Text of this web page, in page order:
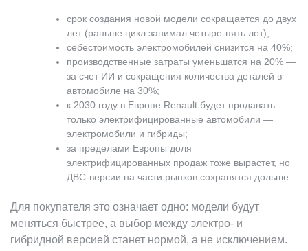
срок создания новой модели сокращается до двух
лет (раньше цикл занимал четыре-пять лет);
себестоимость электромобилей снизится на 40%;
производственные затраты уменьшатся на 20% —
за счет ИИ и сокращения количества деталей в
автомобиле на 30%;
к 2030 году в Европе Renault будет продавать
только электрифицированные автомобили —
электромобили и гибриды;
за пределами Европы доля
электрифицированных продаж тоже вырастет, но
ДВС-версии на части рынков сохранятся дольше.
Для покупателя это означает одно: модели будут
меняться быстрее, а выбор между электро- и
гибридной версией станет нормой, а не исключением.